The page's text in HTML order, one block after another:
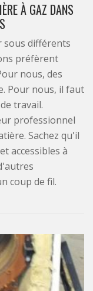
À GAZ DANS
sous différents
préfèrent
nous, des
Pour nous, il faut
travail.
professionnel
Sachez qu'il
accessibles à
coup de fil.